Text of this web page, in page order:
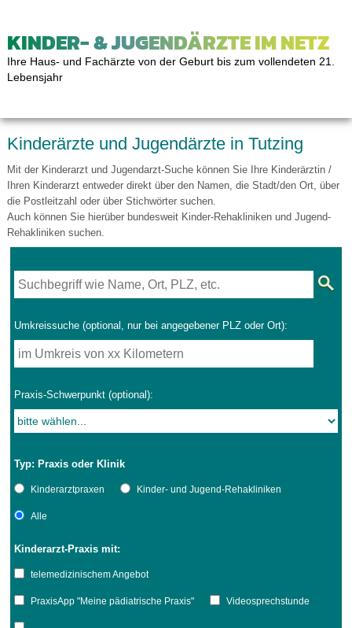
KINDER- & JUGENDÄRZTE IM NETZ
Ihre Haus- und Fachärzte von der Geburt bis zum vollendeten 21.
Lebensjahr
Kinderärzte und Jugendärzte in Tutzing
Mit der Kinderarzt und Jugendarzt-Suche können Sie Ihre Kinderärztin /
Ihren Kinderarzt entweder direkt über den Namen, die Stadt/den Ort, über
die Postleitzahl oder über Stichwörter suchen.
Auch können Sie hierüber bundesweit Kinder-Rehakliniken und Jugend-
Rehakliniken suchen.
Umkreissuche (optional, nur bei angegebener PLZ oder Ort):
Praxis-Schwerpunkt (optional):
Typ: Praxis oder Klinik
Kinderarztpraxen Kinder- und Jugend-Rehakliniken
Alle
Kinderarzt-Praxis mit:
telemedizinischem Angebot
PraxisApp "Meine pädiatrische Praxis" Videosprechstunde